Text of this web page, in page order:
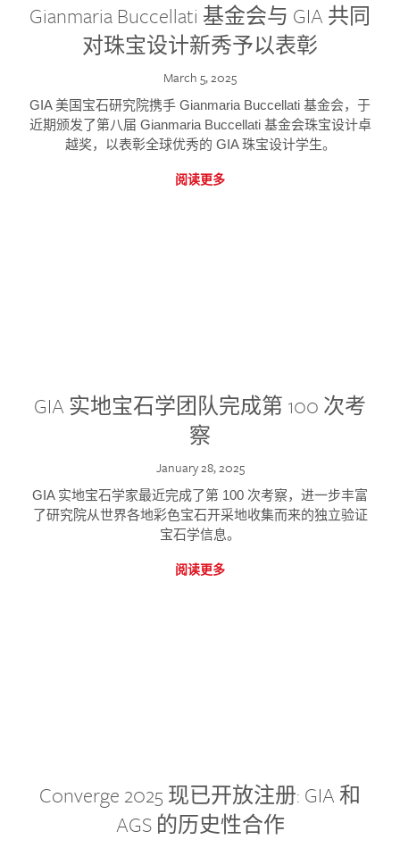
Gianmaria Buccellati 基金会与 GIA 共同
对珠宝设计新秀予以表彰
March 5, 2025
GIA 美国宝石研究院携手 Gianmaria Buccellati 基金会，于
近期颁发了第八届 Gianmaria Buccellati 基金会珠宝设计卓
越奖，以表彰全球优秀的 GIA 珠宝设计学生。
阅读更多
GIA 实地宝石学团队完成第 100 次考
察
January 28, 2025
GIA 实地宝石学家最近完成了第 100 次考察，进一步丰富
了研究院从世界各地彩色宝石开采地收集而来的独立验证
宝石学信息。
阅读更多
Converge 2025 现已开放注册: GIA 和
AGS 的历史性合作